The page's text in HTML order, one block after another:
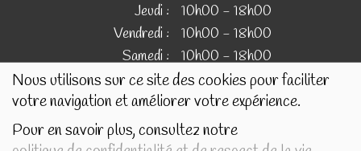
Nous utilisons sur ce site des cookies pour faciliter
votre navigation et améliorer votre expérience.
Pour en savoir plus, consultez notre
Jeudi :
10h00 - 18h00
Vendredi :
10h00 - 18h00
Samedi :
10h00 - 18h00
IMAGES